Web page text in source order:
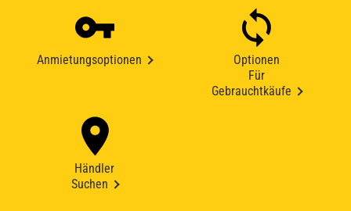
Anmietungsoptionen
Optionen
Für
Gebrauchtkäufe
Händler
Suchen